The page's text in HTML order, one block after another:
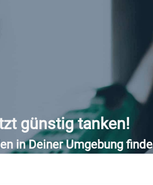
günstig tanken!
in Deiner Umgebung